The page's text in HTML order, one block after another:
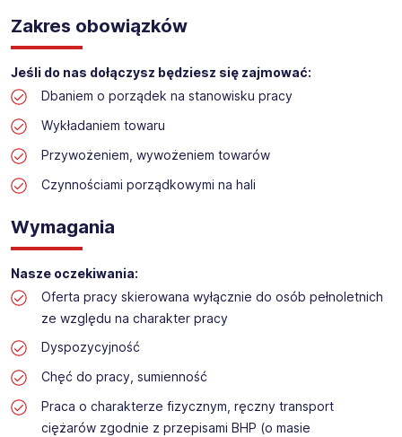
Pośrednictwa Pracy i Doradztwa Personalnego Work &
Profit jest obecnie jedną z największych niezależnych
polskich agencji zatrudnienia. W ciągu wielu lat naszej
działalności daliśmy pracę przeszło 50 000 pracowników
w całym kraju. Skutecznie znajdujemy pracowników dla
największych firm, jak również małych rodzinnych
przedsiębiorstw w Polsce. Agencja jest wpisana pod nr
stanowisko:
Lokalizacja: Pabianice
Zakres obowiązków
Jeśli do nas dołączysz będziesz się zajmować:
Dbaniem o porządek na stanowisku pracy
Wykładaniem towaru
Przywożeniem, wywożeniem towarów
Czynnościami porządkowymi na hali
Wymagania
Nasze oczekiwania:
Oferta pracy skierowana wyłącznie do osób pełnoletnich
ze względu na charakter pracy
Dyspozycyjność
Chęć do pracy, sumienność
Praca o charakterze fizycznym, ręczny transport
ciężarów zgodnie z przepisami BHP (o masie